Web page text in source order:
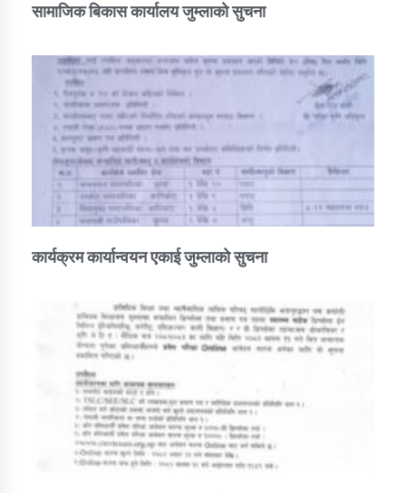
सामाजिक बिकास कार्यालय जुम्लाकाे सुचना
कार्यक्रम कार्यान्वयन एकाई जुम्लाको सुचना